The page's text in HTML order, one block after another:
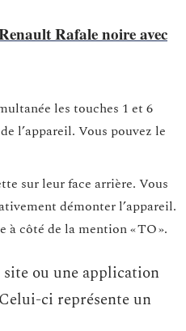
Rafale noire avec
les touches 1 et 6
l’appareil. Vous pouvez le
sur leur face arrière. Vous
démonter l’appareil.
côté de la mention « TO ».
ou une application
ci représente un